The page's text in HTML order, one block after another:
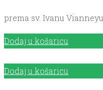
prema sv. Ivanu Vianneyu
Dodaj u košaricu
Dodaj u košaricu